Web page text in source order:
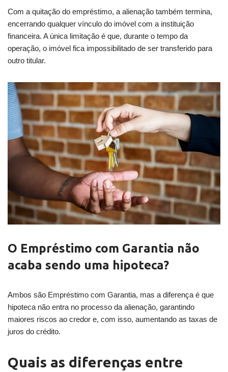
Com a quitação do empréstimo, a alienação também termina,
encerrando qualquer vínculo do imóvel com a instituição
financeira. A única limitação é que, durante o tempo da
operação, o imóvel fica impossibilitado de ser transferido para
outro titular.
O Empréstimo com Garantia não
acaba sendo uma hipoteca?
Ambos são Empréstimo com Garantia, mas a diferença é que
hipoteca não entra no processo da alienação, garantindo
maiores riscos ao credor e, com isso, aumentando as taxas de
juros do crédito.
Quais as diferenças entre